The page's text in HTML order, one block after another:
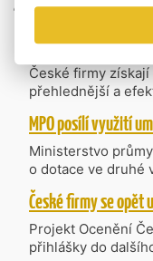
České firmy
přehlednější a
CzechBusiness,
kompetence
Firmám nabídne
inovací až po
Ministerstvo
o dotace ve druhé
– Transfer,
Technologie, do
projektů
mld. Kč. Částkou
Projekt Ocenění
přihlášky do